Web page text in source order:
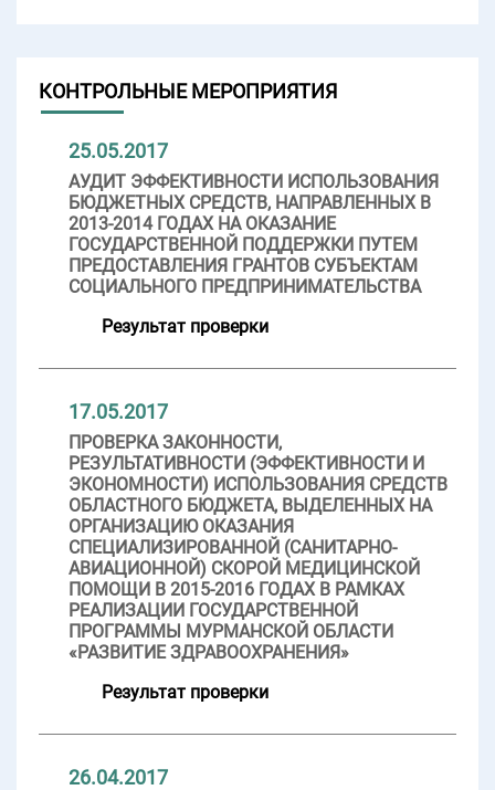
КОНТРОЛЬНЫЕ МЕРОПРИЯТИЯ
25.05.2017
АУДИТ ЭФФЕКТИВНОСТИ ИСПОЛЬЗОВАНИЯ
БЮДЖЕТНЫХ СРЕДСТВ, НАПРАВЛЕННЫХ В
2013-2014 ГОДАХ НА ОКАЗАНИЕ
ГОСУДАРСТВЕННОЙ ПОДДЕРЖКИ ПУТЕМ
ПРЕДОСТАВЛЕНИЯ ГРАНТОВ СУБЪЕКТАМ
СОЦИАЛЬНОГО ПРЕДПРИНИМАТЕЛЬСТВА
Результат проверки
17.05.2017
ПРОВЕРКА ЗАКОННОСТИ,
РЕЗУЛЬТАТИВНОСТИ (ЭФФЕКТИВНОСТИ И
ЭКОНОМНОСТИ) ИСПОЛЬЗОВАНИЯ СРЕДСТВ
ОБЛАСТНОГО БЮДЖЕТА, ВЫДЕЛЕННЫХ НА
ОРГАНИЗАЦИЮ ОКАЗАНИЯ
СПЕЦИАЛИЗИРОВАННОЙ (САНИТАРНО-
АВИАЦИОННОЙ) СКОРОЙ МЕДИЦИНСКОЙ
ПОМОЩИ В 2015-2016 ГОДАХ В РАМКАХ
РЕАЛИЗАЦИИ ГОСУДАРСТВЕННОЙ
ПРОГРАММЫ МУРМАНСКОЙ ОБЛАСТИ
«РАЗВИТИЕ ЗДРАВООХРАНЕНИЯ»
Результат проверки
26.04.2017